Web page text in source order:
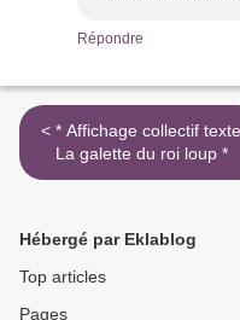
Répondre
< * Affichage collectif texte
La galette du roi loup *
Hébergé par Eklablog
Top articles
Pages